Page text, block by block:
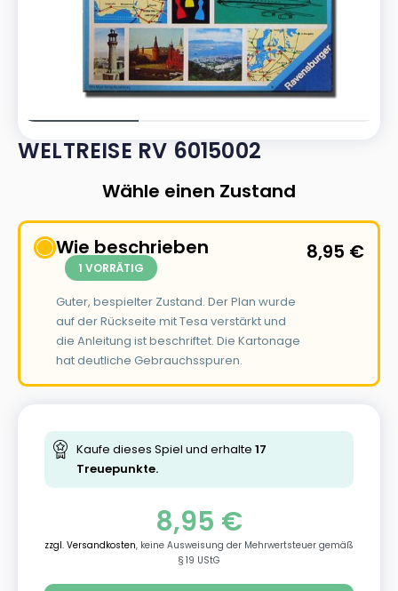
WELTREISE RV 6015002
Wähle einen Zustand
Wie beschrieben
1 VORRÄTIG
Guter, bespielter Zustand. Der Plan wurde
auf der Rückseite mit Tesa verstärkt und
die Anleitung ist beschriftet. Die Kartonage
hat deutliche Gebrauchsspuren.
8,95 €
Kaufe dieses Spiel und erhalte 17
Treuepunkte.
8,95 €
zzgl. Versandkosten, keine Ausweisung der Mehrwertsteuer gemäß
§ 19 UStG